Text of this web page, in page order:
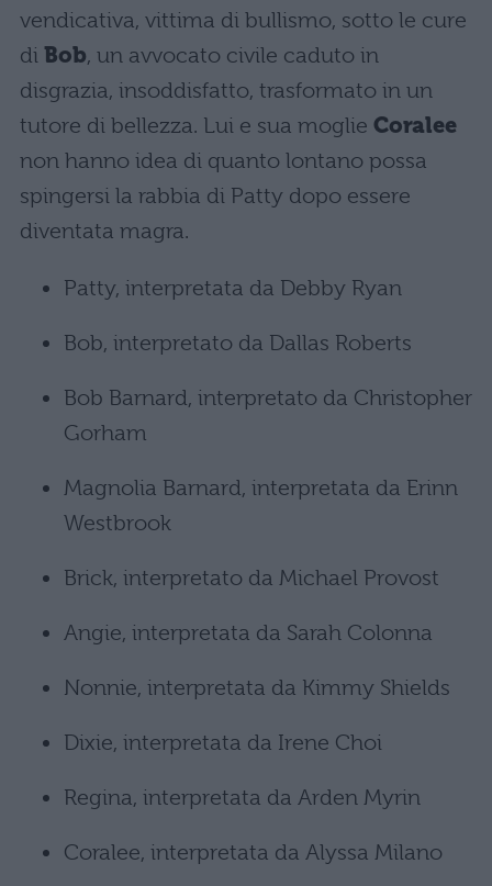
vendicativa, vittima di bullismo, sotto le cure
di Bob, un avvocato civile caduto in
disgrazia, insoddisfatto, trasformato in un
tutore di bellezza. Lui e sua moglie Coralee
non hanno idea di quanto lontano possa
spingersi la rabbia di Patty dopo essere
diventata magra.
Patty, interpretata da Debby Ryan
Bob, interpretato da Dallas Roberts
Bob Barnard, interpretato da Christopher
Gorham
Magnolia Barnard, interpretata da Erinn
Westbrook
Brick, interpretato da Michael Provost
Angie, interpretata da Sarah Colonna
Nonnie, interpretata da Kimmy Shields
Dixie, interpretata da Irene Choi
Regina, interpretata da Arden Myrin
Coralee, interpretata da Alyssa Milano